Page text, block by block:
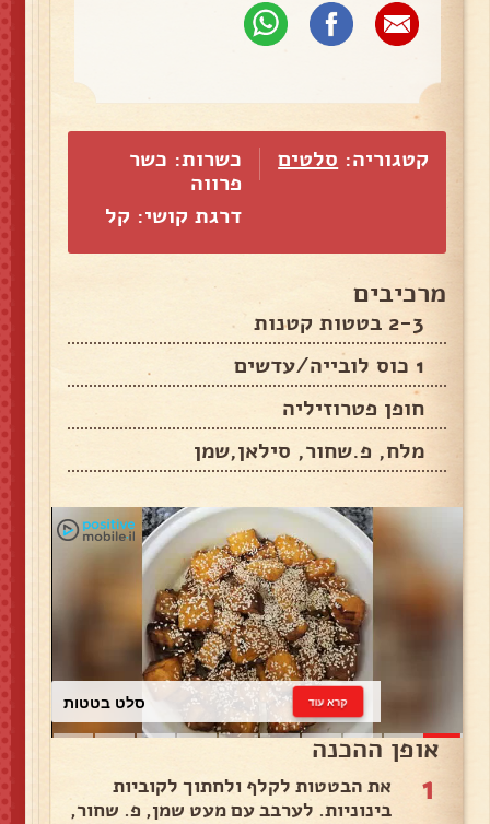
קטגוריה: סלטים
כשרות: כשר
פרווה
דרגת קושי: קל
מרכיבים
2-3 בטטות קטנות
1 כוס לובייה/עדשים
חופן פטרוזיליה
מלח, פ.שחור, סילאן,שמן
כרוב לבן קרא עוד
אופן ההכנה
1
את הבטטות לקלף ולחתוך לקוביות
בינוניות. לערבב עם מעט שמן, פ. שחור,